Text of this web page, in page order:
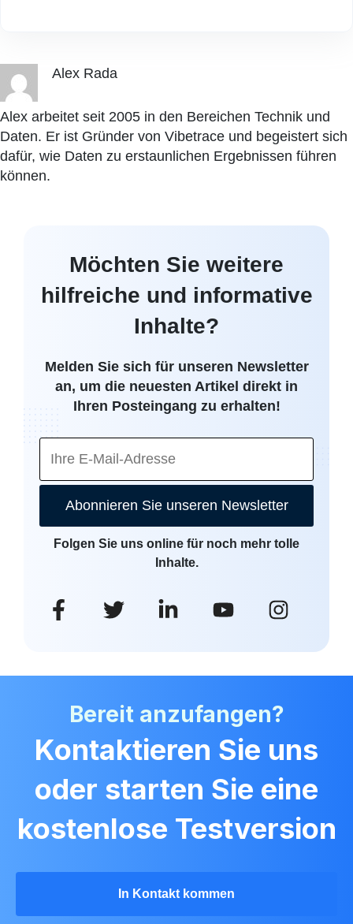
Alex Rada
Alex arbeitet seit 2005 in den Bereichen Technik und
Daten. Er ist Gründer von Vibetrace und begeistert sich
dafür, wie Daten zu erstaunlichen Ergebnissen führen
können.
Möchten Sie weitere
hilfreiche und informative
Inhalte?
Melden Sie sich für unseren Newsletter
an, um die neuesten Artikel direkt in
Ihren Posteingang zu erhalten!
Abonnieren Sie unseren Newsletter
Folgen Sie uns online für noch mehr tolle
Inhalte.
Bereit anzufangen?
Kontaktieren Sie uns
oder starten Sie eine
kostenlose Testversion
In Kontakt kommen